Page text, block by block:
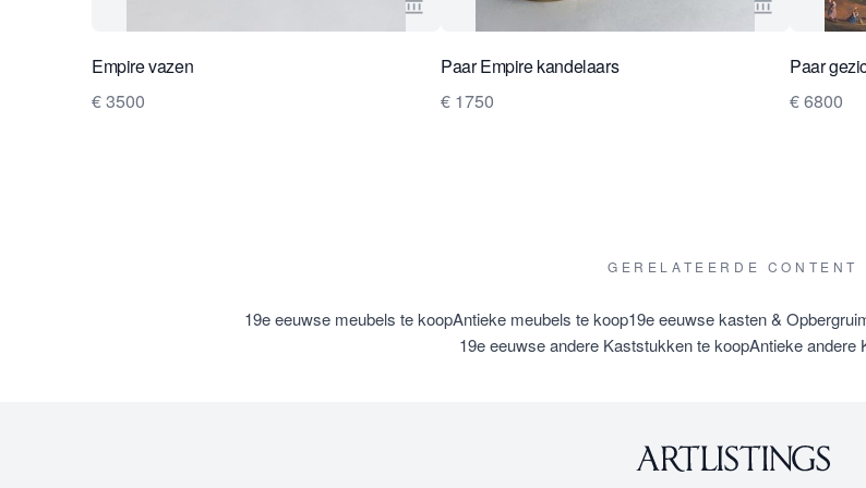
Bekijk verkoperspagina van Robert Schreuder Antiquair
Empire vazen
€ 3500
Bekijk
Paar Empire kandelaars
€ 1750
Paar
€ 6800
GERELATEERDE CONTENT
19e eeuwse meubels te koopAntieke meubels te koop19e eeuwse kasten &
19e eeuwse andere Kaststukken te koopAntieke andere